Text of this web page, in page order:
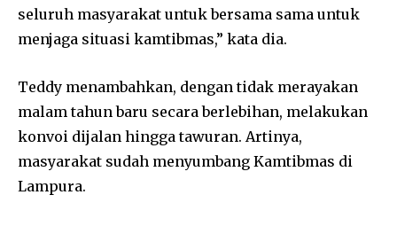
seluruh masyarakat untuk bersama sama untuk
menjaga situasi kamtibmas,” kata dia.
Teddy menambahkan, dengan tidak merayakan
malam tahun baru secara berlebihan, melakukan
konvoi dijalan hingga tawuran. Artinya,
masyarakat sudah menyumbang Kamtibmas di
Lampura.